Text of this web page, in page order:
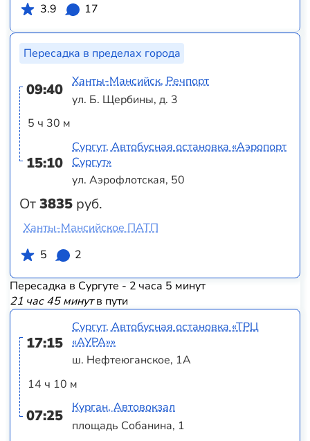
3.9
17
Пересадка в пределах города
09:40
5 ч 30 м
15:10
От3835 руб.
Ханты-Мансийск, Речпорт
ул. Б. Щербины, д. 3
Сургут, Автобусная остановка «Аэропорт
Сургут»
ул. Аэрофлотская, 50
Ханты-Мансийское ПАТП
5
2
Пересадка в Сургуте - 2 часа 5 минут
21 час 45 минутв пути
17:15
14 ч 10 м
07:25
Сургут, Автобусная остановка «ТРЦ
«АУРА»»
ш. Нефтеюганское, 1А
Курган, Автовокзал
площадь Собанина, 1